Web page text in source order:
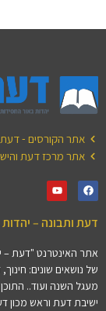
אתר הקורסים - דעת
אתר מרכז דעת
דעת ותבונה –
אתר האינטרנט "דעת –
של נושאים שונים:
מעגל השנה ועוד..
ישיבת דעת וראש מכון